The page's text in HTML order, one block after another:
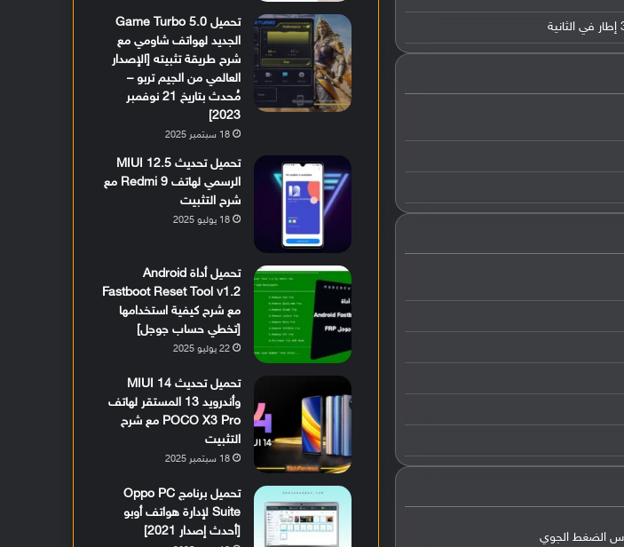
الضغط الجوي
تحميل Game Turbo 5.0
الجديد لهواتف شاومي مع
شرح طريقة تثبيته [الإصدار
العالمي من الجيم تربو –
مُحدث بتاريخ 21 نوفمبر
2023]
18 سبتمبر 2025
تحميل تحديث MIUI 12.5
الرسمي لهاتف Redmi 9 مع
شرح التثبيت
18 يوليو 2025
تحميل أداة Android
Fastboot Reset Tool v1.2
مع شرح كيفية استخدامها
[تخطي حساب جوجل]
22 يوليو 2025
تحميل تحديث MIUI 14
وأندرويد 13 المستقر لهاتف
POCO X3 Pro مع شرح
التثبيت
18 سبتمبر 2025
تحميل برنامج Oppo PC
Suite لإدارة هواتف أوبو
[أحدث إصدار 2021]